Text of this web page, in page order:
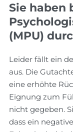
Sie haben
(MPU)
Leider fällt ein
aus. Die
eine erhöhte
Eignung zum
nicht gegeben.
dass ein